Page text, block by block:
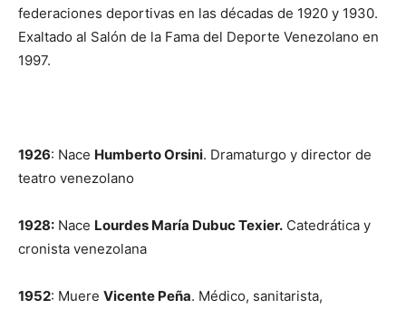
federaciones deportivas en las décadas de 1920 y 1930.
Exaltado al Salón de la Fama del Deporte Venezolano en
1997.
1926: Nace Humberto Orsini. Dramaturgo y director de
teatro venezolano
1928: Nace Lourdes María Dubuc Texier. Catedrática y
cronista venezolana
1952: Muere Vicente Peña. Médico, sanitarista,